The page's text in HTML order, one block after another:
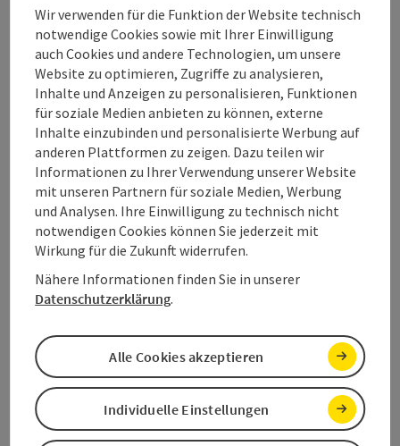
Veranstaltungsort
Anreise/Lage
Preise
Eignung
Barrierefreiheit
Mehr Entdecken
Beitrag drucken
Wir verwenden für die Funktion der Website technisch
notwendige Cookies sowie mit Ihrer Einwilligung
auch Cookies und andere Technologien, um unsere
Website zu optimieren, Zugriffe zu analysieren,
Inhalte und Anzeigen zu personalisieren, Funktionen
für soziale Medien anbieten zu können, externe
Inhalte einzubinden und personalisierte Werbung auf
anderen Plattformen zu zeigen. Dazu teilen wir
Informationen zu Ihrer Verwendung unserer Website
mit unseren Partnern für soziale Medien, Werbung
und Analysen. Ihre Einwilligung zu technisch nicht
notwendigen Cookies können Sie jederzeit mit
Wirkung für die Zukunft widerrufen.
Nähere Informationen finden Sie in unserer
Datenschutzerklärung.
Individuelle Einstellungen
Alle Cookies akzeptieren